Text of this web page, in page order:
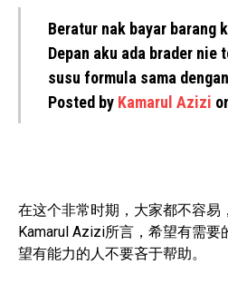
Beratur nak bayar barang
Depan aku ada brader nie
susu formula sama
Posted by Kamarul Azizi
在这个非常时期，大家都不容易
Kamarul Azizi所言，希望有需
望有能力的人不要吝于帮助。